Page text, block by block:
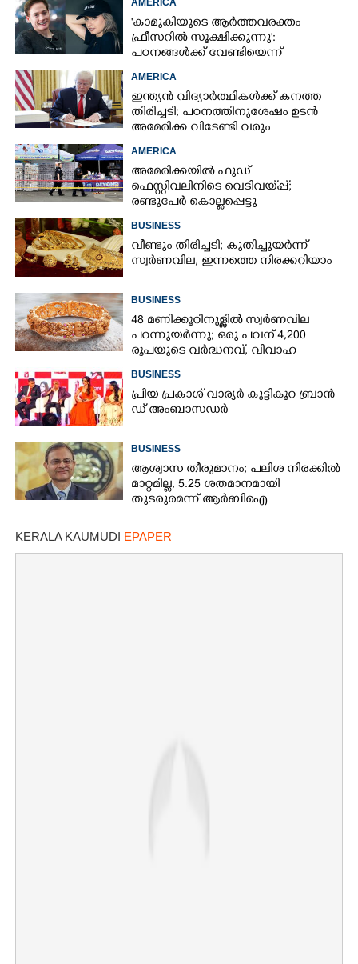
'കാമുകിയുടെ ആർത്തവരക്തം
ഫ്രീസറിൽ സൂക്ഷിക്കുന്നു':
പഠനങ്ങൾക്ക് വേണ്ടിയെന്ന്
ജോൺസന്റെ പോസ്റ്റ്
AMERICA
ഇന്ത്യൻ വിദ്യാർത്ഥികൾക്ക് കനത്ത
തിരിച്ചടി; പഠനത്തിനുശേഷം ഉടൻ
അമേരിക്ക വിടേണ്ടി വരും
AMERICA
അമേരിക്കയിൽ ഫുഡ്
ഫെസ്റ്റിവലിനിടെ വെടിവയ്‌പ്പ്;
രണ്ടുപേർ കൊല്ലപ്പെട്ടു
BUSINESS
വീണ്ടും തിരിച്ചടി; കുതിച്ചുയർന്ന്
സ്വർണവില, ഇന്നത്തെ നിരക്കറിയാം
BUSINESS
48 മണിക്കൂറിനുള്ളിൽ സ്വർണവില
പറന്നുയർന്നു; ഒരു പവന് 4,200
രൂപയുടെ വർദ്ധനവ്, വിവാഹ
BUSINESS
പ്രി​യ​ ​പ്ര​കാ​ശ് ​വാ​ര്യർ കു​ട്ടി​കൂ​റ​ ​ ബ്രാ​ൻ​
ഡ് ​അം​ബാ​സ​ഡ​ർ
BUSINESS
ആശ്വാസ തീരുമാനം; പലിശ നിരക്കിൽ
മാറ്റമില്ല, 5.25 ശതമാനമായി
തുടരുമെന്ന് ആർബിഐ
KERALA KAUMUDI EPAPER